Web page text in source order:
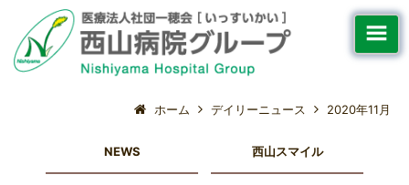
ホーム デイリーニュース 2020年11月
NEWS 西山スマイル